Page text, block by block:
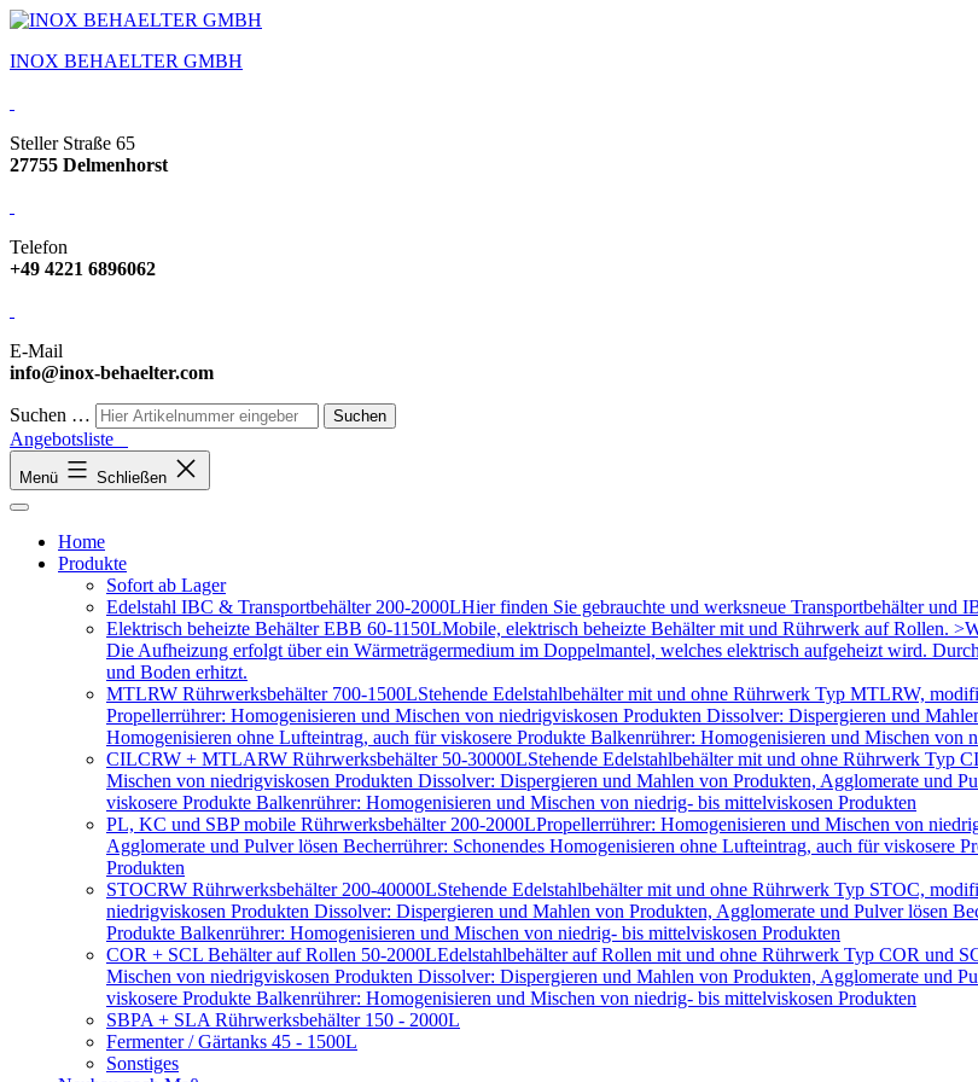
INOX BEHAELTER GMBH
Steller Straße 65
27755 Delmenhorst
Telefon
+49 4221 6896062
E-Mail
info@inox-behaelter.com
Suchen …
Angebotsliste
Menü Schließen
Home
Produkte
Sofort ab Lager
Edelstahl IBC & Transportbehälter 200-2000LHier finden Sie gebrauchte und werksneue Transportbehälter
Elektrisch beheizte Behälter EBB 60-1150LMobile, elektrisch beheizte Behälter mit und Rührwerk auf Rollen.
Die Aufheizung erfolgt über ein Wärmeträgermedium im Doppelmantel, welches elektrisch aufgeheizt wird.
und Boden erhitzt.
MTLRW Rührwerksbehälter 700-1500LStehende Edelstahlbehälter mit und ohne Rührwerk Typ MTLRW,
Propellerrührer: Homogenisieren und Mischen von niedrigviskosen Produkten Dissolver: Dispergieren und
Homogenisieren ohne Lufteintrag, auch für viskosere Produkte Balkenrührer: Homogenisieren und Mischen von
CILCRW + MTLARW Rührwerksbehälter 50-30000LStehende Edelstahlbehälter mit und ohne Rührwerk Typ
Mischen von niedrigviskosen Produkten Dissolver: Dispergieren und Mahlen von Produkten, Agglomerate und
viskosere Produkte Balkenrührer: Homogenisieren und Mischen von niedrig- bis mittelviskosen Produkten
PL, KC und SBP mobile Rührwerksbehälter 200-2000LPropellerrührer: Homogenisieren und Mischen von
Agglomerate und Pulver lösen Becherrührer: Schonendes Homogenisieren ohne Lufteintrag, auch für
Produkten
STOCRW Rührwerksbehälter 200-40000LStehende Edelstahlbehälter mit und ohne Rührwerk Typ STOC,
niedrigviskosen Produkten Dissolver: Dispergieren und Mahlen von Produkten, Agglomerate und Pulver lösen
Produkte Balkenrührer: Homogenisieren und Mischen von niedrig- bis mittelviskosen Produkten
COR + SCL Behälter auf Rollen 50-2000LEdelstahlbehälter auf Rollen mit und ohne Rührwerk Typ COR und
Mischen von niedrigviskosen Produkten Dissolver: Dispergieren und Mahlen von Produkten, Agglomerate und
viskosere Produkte Balkenrührer: Homogenisieren und Mischen von niedrig- bis mittelviskosen Produkten
SBPA + SLA Rührwerksbehälter 150 - 2000L
Fermenter / Gärtanks 45 - 1500L
Sonstiges